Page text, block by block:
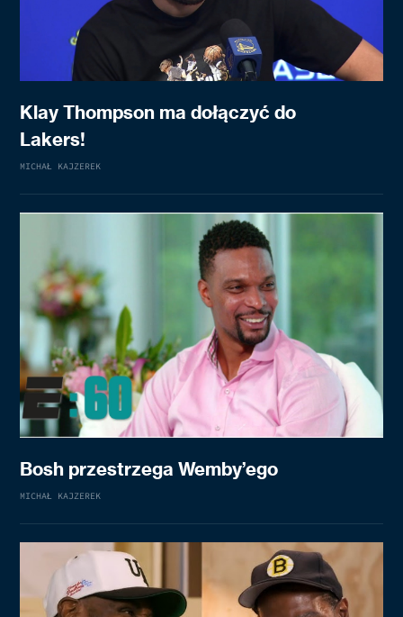
Klay Thompson ma dołączyć do
Lakers!
MICHAŁ KAJZEREK
Bosh przestrzega Wemby’ego
MICHAŁ KAJZEREK